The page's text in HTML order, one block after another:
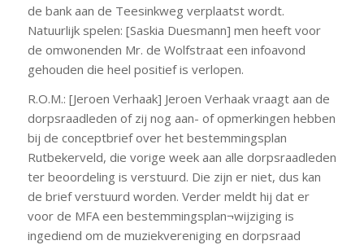
de bank aan de Teesinkweg verplaatst wordt.
Natuurlijk spelen: [Saskia Duesmann] men heeft voor
de omwonenden Mr. de Wolfstraat een infoavond
gehouden die heel positief is verlopen.
R.O.M.: [Jeroen Verhaak] Jeroen Verhaak vraagt aan de
dorpsraadleden of zij nog aan- of opmerkingen hebben
bij de conceptbrief over het bestemmingsplan
Rutbekerveld, die vorige week aan alle dorpsraadleden
ter beoordeling is verstuurd. Die zijn er niet, dus kan
de brief verstuurd worden. Verder meldt hij dat er
voor de MFA een bestemmingsplan¬wijziging is
ingediend om de muziekvereniging en dorpsraad